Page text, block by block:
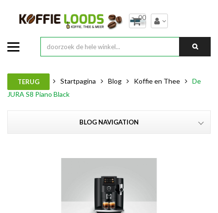
00
TERUG Startpagina Blog Koffie en Thee
De
JURA S8 Piano Black
BLOG NAVIGATION